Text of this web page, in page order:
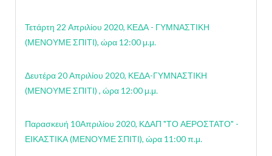
Τετάρτη 22 Απριλίου 2020, ΚΕΔΑ - ΓΥΜΝΑΣΤΙΚΗ
(ΜΕΝΟΥΜΕ ΣΠΙΤΙ), ώρα 12:00 μ.μ.
Δευτέρα 20 Απριλίου 2020, ΚΕΔΑ-ΓΥΜΝΑΣΤΙΚΗ
(ΜΕΝΟΥΜΕ ΣΠΙΤΙ) , ώρα 12:00 μ.μ.
Παρασκευή 10Απριλίου 2020, ΚΔΑΠ "ΤΟ ΑΕΡΟΣΤΑΤΟ" -
ΕΙΚΑΣΤΙΚΑ (ΜΕΝΟΥΜΕ ΣΠΙΤΙ), ώρα 11:00 π.μ.